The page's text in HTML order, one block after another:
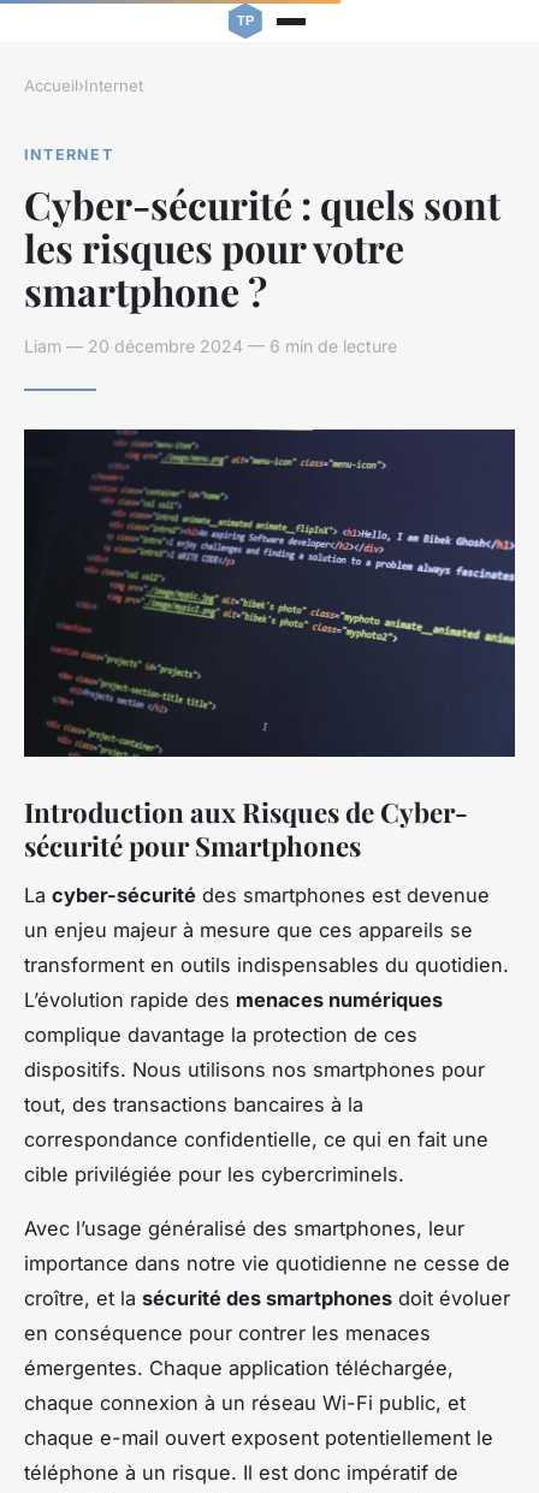
Accueil›Internet
INTERNET
Cyber-sécurité : quels sont
les risques pour votre
smartphone ?
Liam — 20 décembre 2024 — 6 min de lecture
Introduction aux Risques de Cyber-
sécurité pour Smartphones
La cyber-sécurité des smartphones est devenue
un enjeu majeur à mesure que ces appareils se
transforment en outils indispensables du quotidien.
L’évolution rapide des menaces numériques
complique davantage la protection de ces
dispositifs. Nous utilisons nos smartphones pour
tout, des transactions bancaires à la
correspondance confidentielle, ce qui en fait une
cible privilégiée pour les cybercriminels.
Avec l’usage généralisé des smartphones, leur
importance dans notre vie quotidienne ne cesse de
croître, et la sécurité des smartphones doit évoluer
en conséquence pour contrer les menaces
émergentes. Chaque application téléchargée,
chaque connexion à un réseau Wi-Fi public, et
chaque e-mail ouvert exposent potentiellement le
téléphone à un risque. Il est donc impératif de